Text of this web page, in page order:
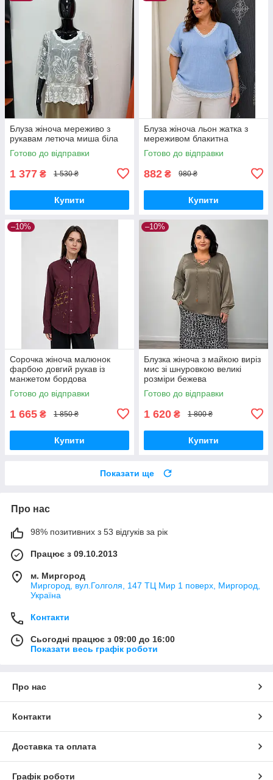
Блуза жіноча мереживо з
рукавам летюча миша біла
Готово до відправки
1 377 ₴ 1 530 ₴
Купити
Блуза жіноча льон жатка з
мереживом блакитна
Готово до відправки
882 ₴ 980 ₴
Купити
–10%
Сорочка жіноча малюнок
фарбою довгий рукав із
манжетом бордова
Готово до відправки
1 665 ₴ 1 850 ₴
Купити
–10%
Блузка жіноча з майкою виріз
мис зі шнуровкою великі
розміри бежева
Готово до відправки
1 620 ₴ 1 800 ₴
Купити
Показати ще
Про нас
98% позитивних з 53 відгуків за рік
Працює з 09.10.2013
м. Миргород
Миргород, вул.Голголя, 147 ТЦ Мир 1 поверх, Миргород,
Україна
Контакти
Сьогодні працює з 09:00 до 16:00
Показати весь графік роботи
Про нас
Контакти
Доставка та оплата
Графік роботи